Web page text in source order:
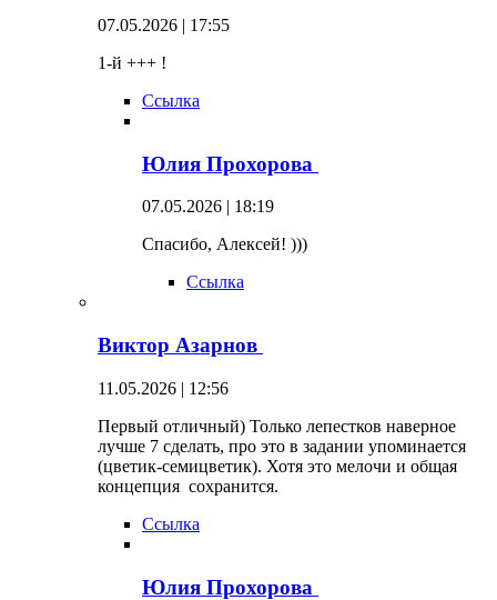
07.05.2026 | 17:55
1-й +++ !
Ссылка
Юлия Прохорова
07.05.2026 | 18:19
Спасибо, Алексей! )))
Ссылка
Виктор Азарнов
11.05.2026 | 12:56
Первый отличный) Только лепестков наверное
лучше 7 сделать, про это в задании упоминается
(цветик-семицветик). Хотя это мелочи и общая
концепция сохранится.
Ссылка
Юлия Прохорова